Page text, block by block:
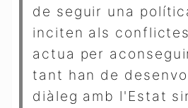
de seguir una
inciten als
actua per
tant han de
diàleg amb l'Estat